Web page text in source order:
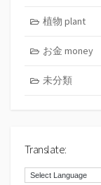
植物 plant
お金 money
未分類
Translate: